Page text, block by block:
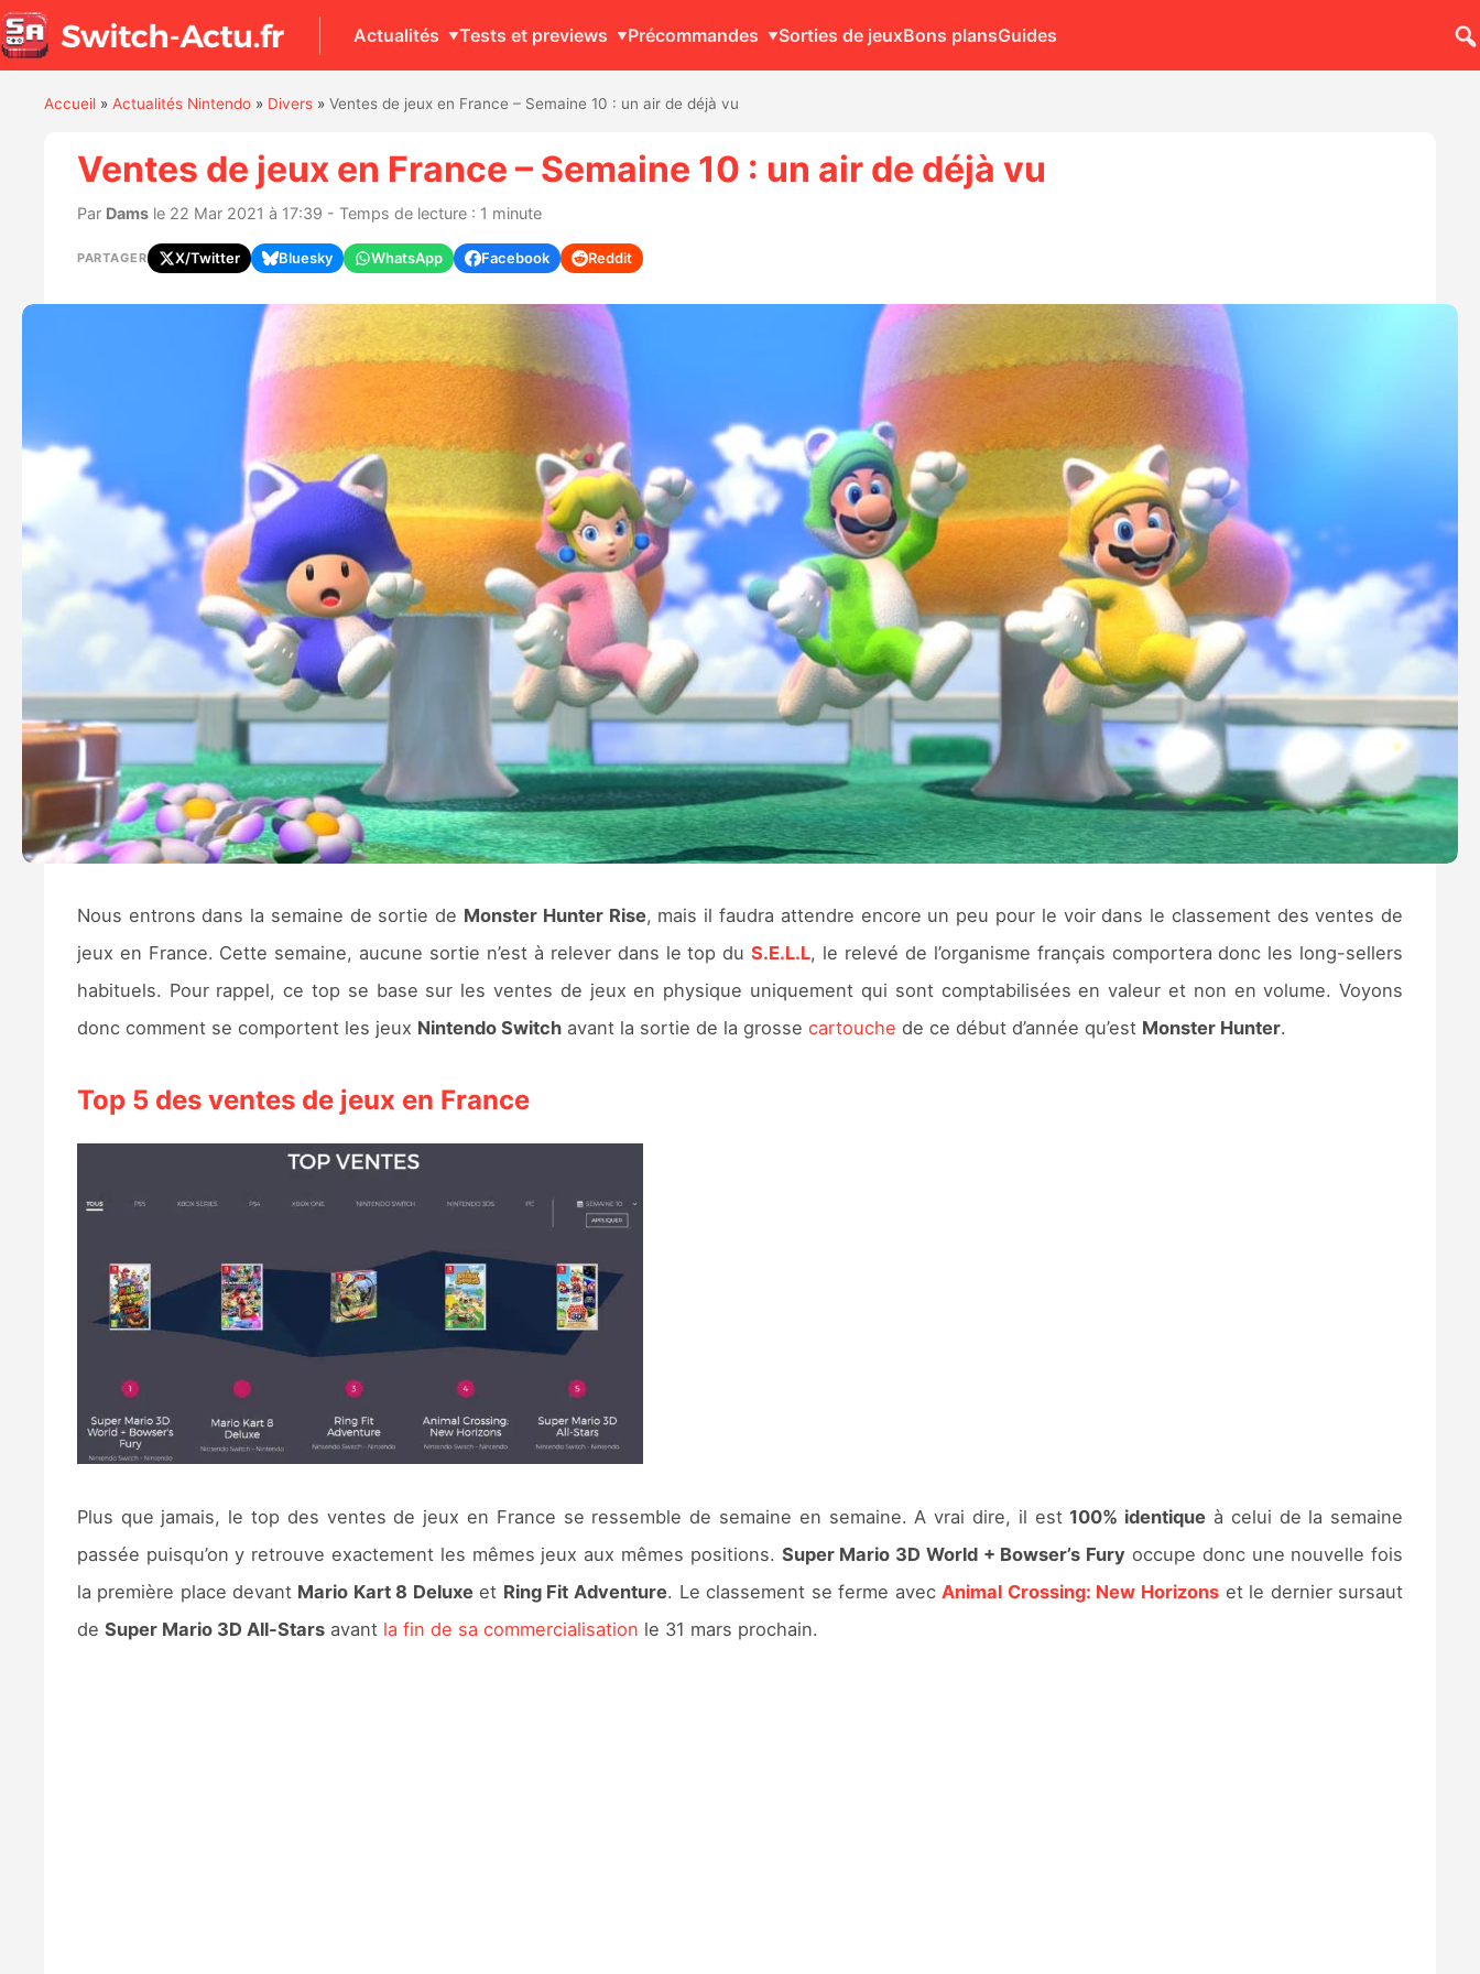
Actualités Tests et previews Précommandes Sorties de jeuxBons plansGuides
Accueil» Actualités Nintendo» Divers» Ventes de jeux en France – Semaine 10 : un air de déjà vu
Ventes de jeux en France – Semaine 10 : un air de déjà vu
Par Damsle 22 Mar 2021 à 17:39 - Temps de lecture : 1 minute
PARTAGER X/Twitter Bluesky WhatsApp Facebook Reddit
Nous entrons dans la semaine de sortie de Monster Hunter Rise, mais il faudra attendre encore un peu pour le voir dans le classement des ventes de
jeux en France. Cette semaine, aucune sortie n’est à relever dans le top duS.E.L.L, le relevé de l’organisme français comportera donc les long-sellers
habituels. Pour rappel, ce top se base sur les ventes de jeux en physique uniquement qui sont comptabilisées en valeur et non en volume. Voyons
donc comment se comportent les jeux Nintendo Switchavant la sortie de la grosse cartouche de ce début d’année qu’est Monster Hunter.
Top 5 des ventes de jeux en France
Plus que jamais, le top des ventes de jeux en France se ressemble de semaine en semaine. A vrai dire, il est100% identique à celui de la semaine
passée puisqu’on y retrouve exactement les mêmes jeux aux mêmes positions. Super Mario 3D World + Bowser’s Fury occupe donc une nouvelle fois
la première place devant Mario Kart 8 Deluxeet Ring Fit Adventure. Le classement se ferme avec Animal Crossing: New Horizons et le dernier sursaut
de Super Mario 3D All-Starsavant la fin de sa commercialisation le 31 mars prochain.